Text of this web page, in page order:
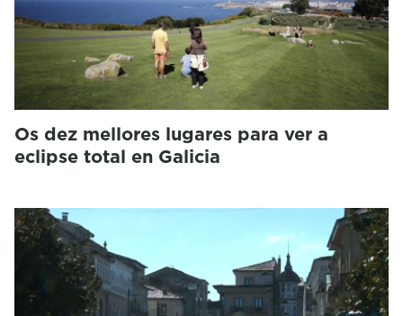
Os dez mellores lugares para ver a
eclipse total en Galicia